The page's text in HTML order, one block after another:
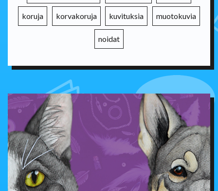
koruja korvakoruja kuvituksia muotokuvia
noidat